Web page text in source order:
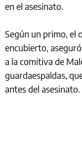
en el asesinato.
Según un primo, el
encubierto,
a la comitiva de
guardaespaldas,
antes del asesinato.